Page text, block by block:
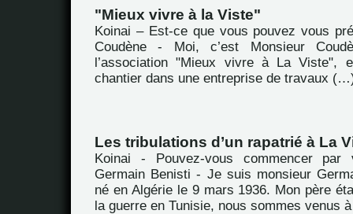
"Mieux vivre à la Viste"
Koinai – Est-ce que vous pouvez vous
Coudène - Moi, c’est Monsieur
l’association "Mieux vivre à La Viste",
chantier dans une entreprise de travaux
Les tribulations d’un rapatrié à La
Koinai - Pouvez-vous commencer par
Germain Benisti - Je suis monsieur
né en Algérie le 9 mars 1936. Mon père
la guerre en Tunisie, nous sommes venus